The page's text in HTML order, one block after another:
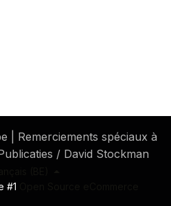
| Remerciements spéciaux à
/ David Stockman
#1